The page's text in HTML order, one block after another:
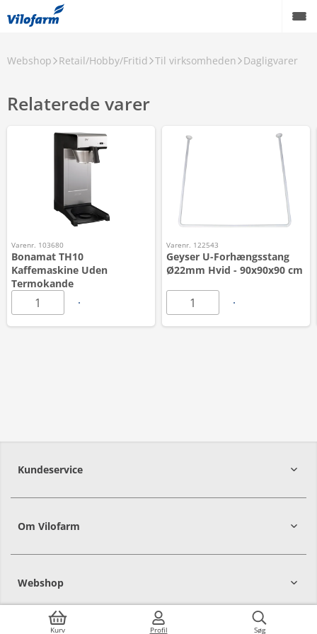
Kurv Profil Søg
Webshop Retail/Hobby/Fritid Til virksomheden Dagligvarer
Relaterede varer
Varenr. 103680
Bonamat TH10
Kaffemaskine Uden
Termokande
Varenr. 122543
Geyser U-Forhængsstang
Ø22mm Hvid - 90x90x90 cm
Kundeservice
Om Vilofarm
Webshop